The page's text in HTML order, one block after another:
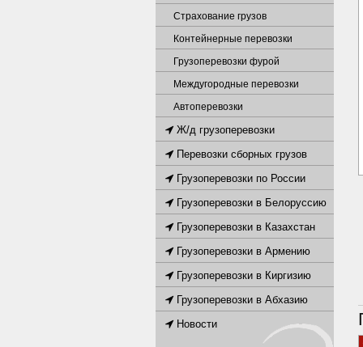
Страхование грузов
Контейнерные перевозки
Грузоперевозки фурой
Междугородные перевозки
Автоперевозки
Ж/д грузоперевозки
Перевозки сборных грузов
Грузоперевозки по России
Грузоперевозки в Белоруссию
Грузоперевозки в Казахстан
Грузоперевозки в Армению
Грузоперевозки в Киргизию
Грузоперевозки в Абхазию
Новости